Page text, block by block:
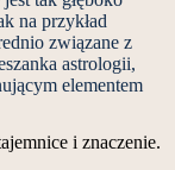
na przykład
związane z
astrologii,
elementem
i znaczenie.